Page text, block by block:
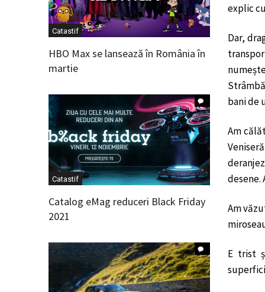
explic
Dar,
bani de
Am
desene.
Am
E trist
Catastif
HBO Max se lansează în România în
martie
Catastif
Catalog eMag reduceri Black Friday
2021